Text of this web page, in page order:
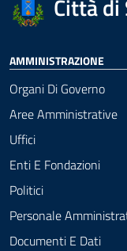
Città di
AMMINISTRAZIONE
Organi Di Governo
Aree Amministrative
Uffici
Enti E Fondazioni
Politici
Personale
Documenti E Dati